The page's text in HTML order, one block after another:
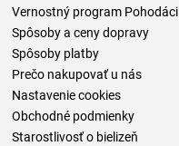
Vernostný program Pohodáci
Spôsoby a ceny dopravy
Spôsoby platby
Prečo nakupovať u nás
Nastavenie cookies
Obchodné podmienky
Starostlivosť o bielizeň